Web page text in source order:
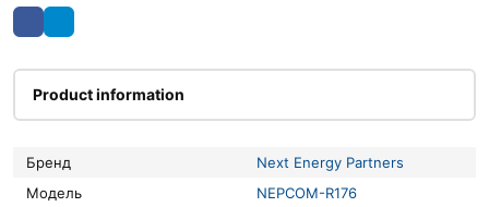
Product information
Бренд
Next Energy Partners
Модель
NEPCOM-R176